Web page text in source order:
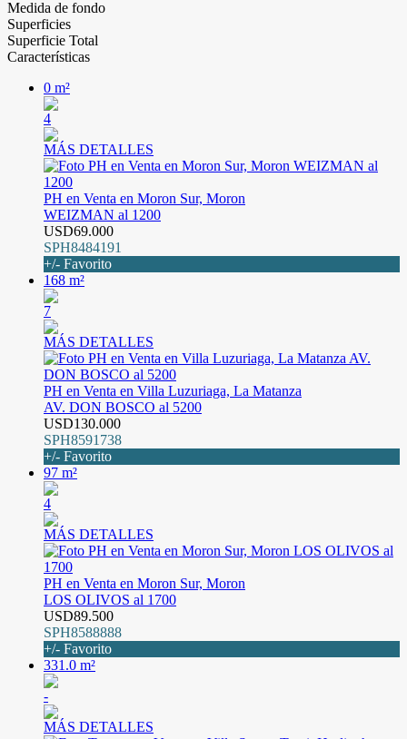
Medida de fondo
Superficies
Superficie Total
Características
0 m²
4
MÁS DETALLES
PH en Venta en Moron Sur, Moron
WEIZMAN al 1200
USD69.000
SPH8484191
+/- Favorito
168 m²
7
MÁS DETALLES
PH en Venta en Villa Luzuriaga, La Matanza
AV. DON BOSCO al 5200
USD130.000
SPH8591738
+/- Favorito
97 m²
4
MÁS DETALLES
PH en Venta en Moron Sur, Moron
LOS OLIVOS al 1700
USD89.500
SPH8588888
+/- Favorito
331.0 m²
-
MÁS DETALLES